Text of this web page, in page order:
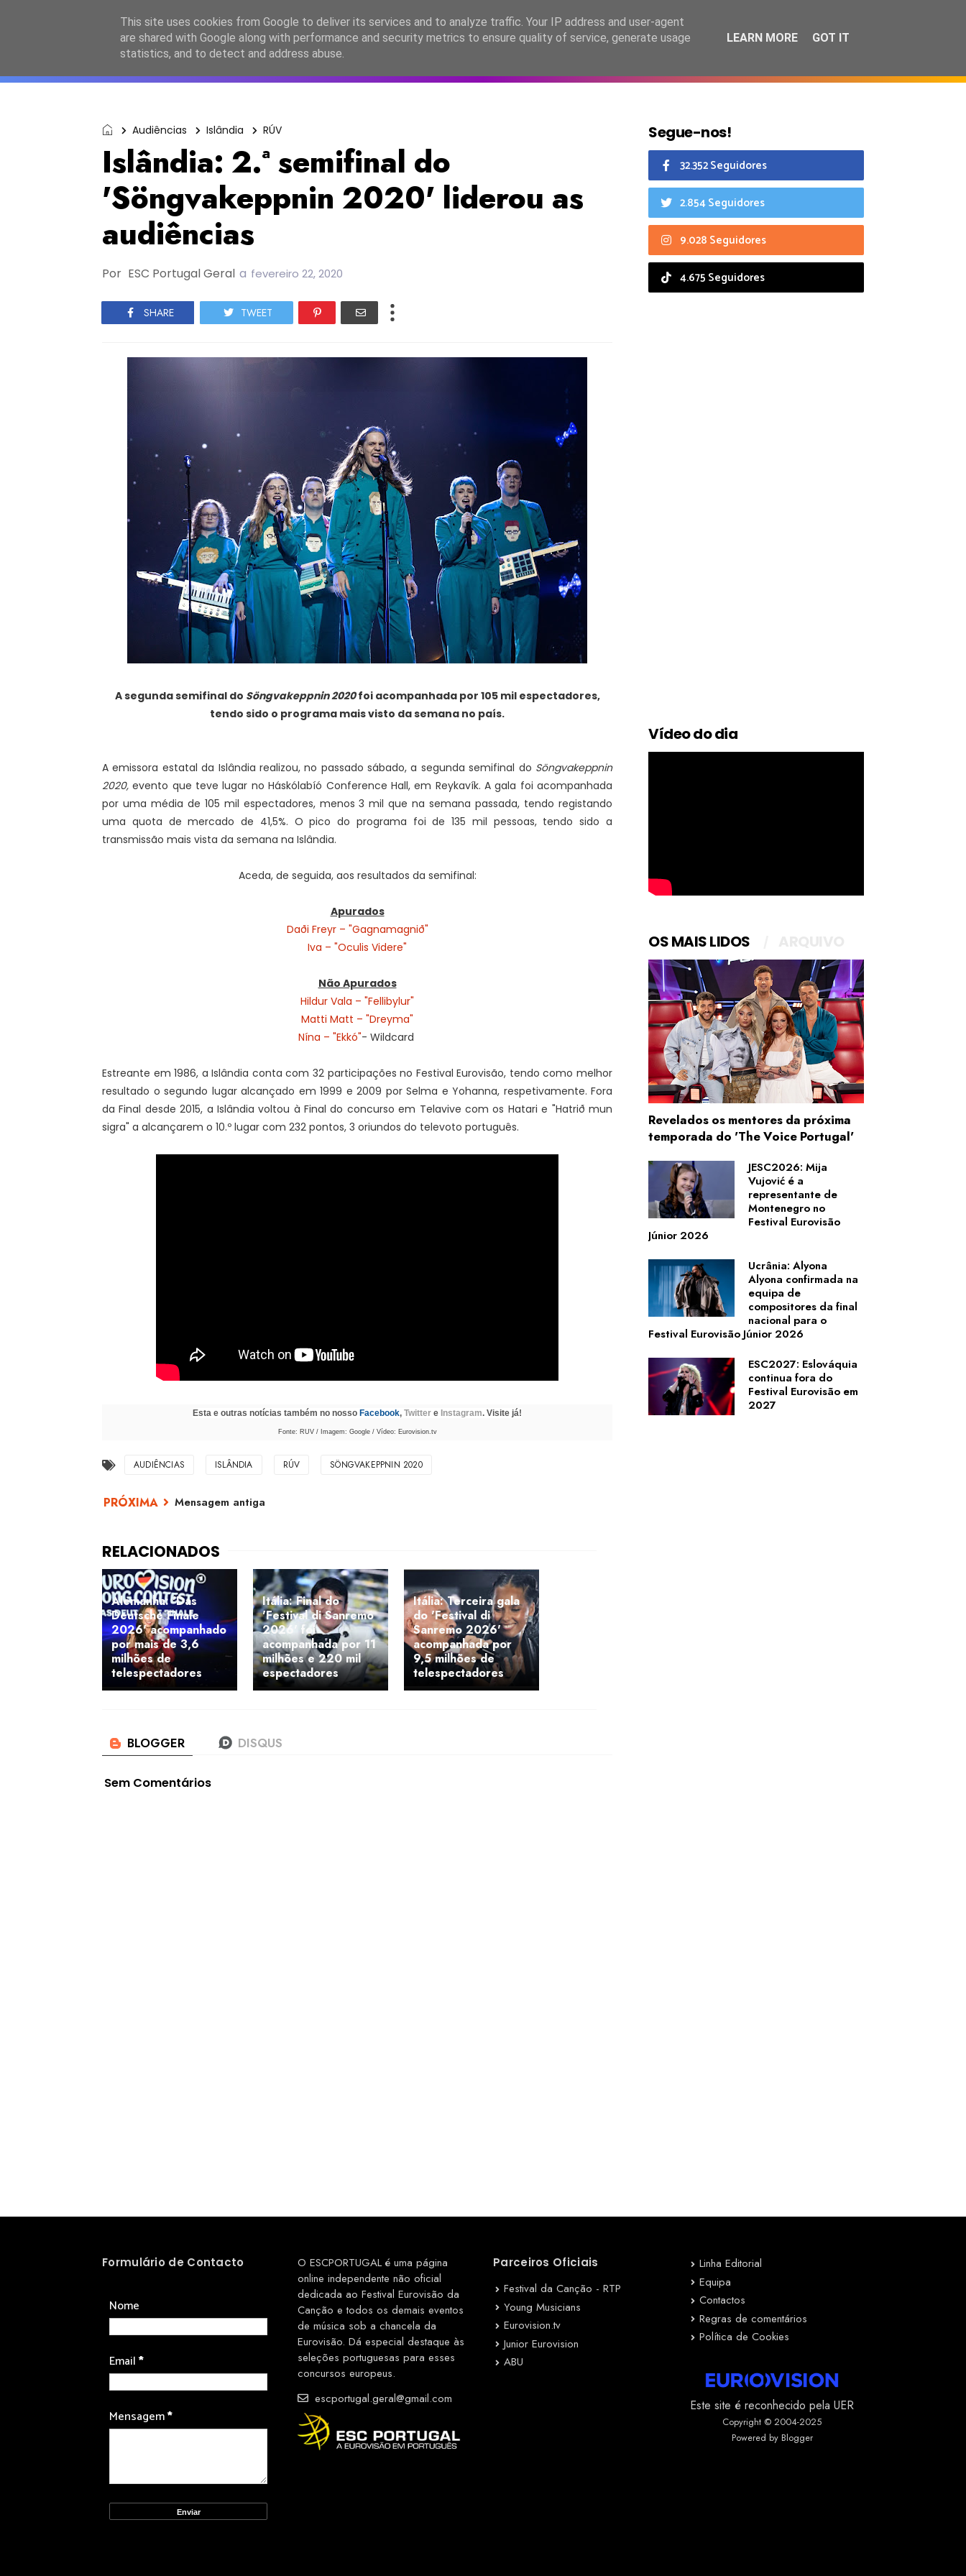
ESC2027 JESC2026 FC2026 EASC2026 PORTUGAL LANÇAMENTOS ESPECIAIS CALENDÁRIO
Audiências Islândia RÚV
Islândia: 2.ª semifinal do
'Söngvakeppnin 2020' liderou as
audiências
Por ESC Portugal Geral a fevereiro 22, 2020
SHARE TWEET
A segunda semifinal do Söngvakeppnin 2020foi acompanhada por 105 mil espectadores,
tendo sido o programa mais visto da semana no país.
A emissora estatal da Islândia realizou, no passado sábado, a segunda semifinal do Söngvakeppnin
2020, evento que teve lugar no Háskólabíó Conference Hall, em Reykavík. A gala foi acompanhada
por uma média de 105 mil espectadores, menos 3 mil que na semana passada, tendo registando
uma quota de mercado de 41,5%. O pico do programa foi de 135 mil pessoas, tendo sido a
transmissão mais vista da semana na Islândia.
Aceda, de seguida, aos resultados da semifinal:
Apurados
Daði Freyr – "Gagnamagnið"
Iva – "Oculis Videre"
Não Apurados
Hildur Vala – "Fellibylur"
Matti Matt – "Dreyma"
Nína – "Ekkó"- Wildcard
Estreante em 1986, a Islândia conta com 32 participações no Festival Eurovisão, tendo como melhor
resultado o segundo lugar alcançado em 1999 e 2009 por Selma e Yohanna, respetivamente. Fora
da Final desde 2015, a Islândia voltou à Final do concurso em Telavive com os Hatari e "Hatrið mun
sigra" a alcançarem o 10.º lugar com 232 pontos, 3 oriundos do televoto português.
Esta e outras notícias também no nosso Facebook, Twitter e Instagram. Visite já!
Fonte: RUV / Imagem: Google / Vídeo: Eurovision.tv
AUDIÊNCIAS ISLÂNDIA RÚV SÖNGVAKEPPNIN 2020
Mensagem antiga
Alemanha: 'Das
Deutsche Finale
2026' acompanhado
por mais de 3,6
milhões de
telespectadores
Itália: Final do
'Festival di Sanremo
2026' foi
acompanhada por 11
milhões e 220 mil
espectadores
Itália: Terceira gala
do 'Festival di
Sanremo 2026'
acompanhada por
9,5 milhões de
telespectadores
Sem Comentários
Segue-nos!
32.352 Seguidores
2.854 Seguidores
9.028 Seguidores
4.675 Seguidores
Vídeo do dia
OS MAIS LIDOS
Revelados os mentores da próxima
temporada do 'The Voice Portugal'
JESC2026: Mija
Vujović é a
representante de
Montenegro no
Festival Eurovisão
Júnior 2026
Ucrânia: Alyona
Alyona confirmada na
equipa de
compositores da final
nacional para o
Festival Eurovisão Júnior 2026
ESC2027: Eslováquia
continua fora do
Festival Eurovisão em
2027
Formulário de Contacto
Nome
Email*
Mensagem*
O ESCPORTUGAL é uma página
online independente não oficial
dedicada ao Festival Eurovisão da
Canção e todos os demais eventos
de música sob a chancela da
Eurovisão. Dá especial destaque às
seleções portuguesas para esses
concursos europeus.
escportugal.geral@gmail.com
Parceiros Oficiais
Festival da Canção - RTP
Young Musicians
Eurovision.tv
Junior Eurovision
ABU
Linha Editorial
Equipa
Contactos
Regras de comentários
Política de Cookies
Este site é reconhecido pela UER
Copyright © 2004-2025
Powered by Blogger
This site uses cookies from Google to deliver its services and to analyze traffic. Your IP address and user-agent
are shared with Google along with performance and security metrics to ensure quality of service, generate usage
statistics, and to detect and address abuse.
LEARN MORE GOT IT